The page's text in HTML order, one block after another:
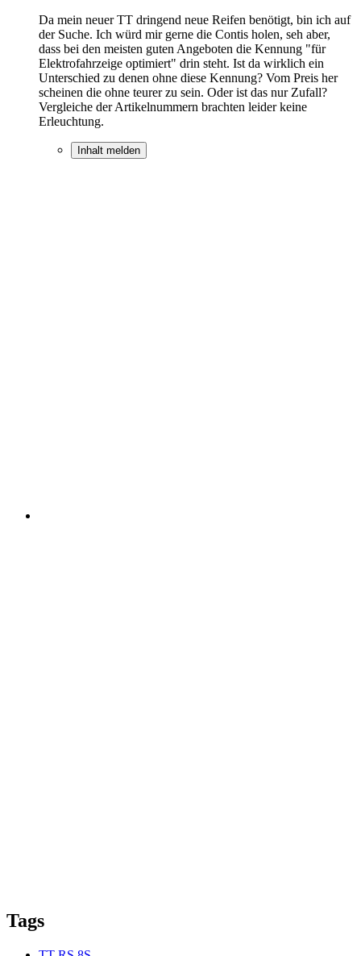
Da mein neuer TT dringend neue Reifen benötigt, bin ich auf
der Suche. Ich würd mir gerne die Contis holen, seh aber,
dass bei den meisten guten Angeboten die Kennung "für
Elektrofahrzeige optimiert" drin steht. Ist da wirklich ein
Unterschied zu denen ohne diese Kennung? Vom Preis her
scheinen die ohne teurer zu sein. Oder ist das nur Zufall?
Vergleiche der Artikelnummern brachten leider keine
Erleuchtung.
Inhalt melden
Tags